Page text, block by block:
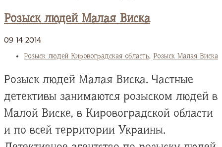
Розыск людей Малая Виска
09 14 2014
Розыск людей Кировоградская область, Розыск Малая Виска
Розыск людей Малая Виска. Частные
детективы занимаются розыском людей в
Малой Виске, в Кировоградской области
и по всей территории Украины.